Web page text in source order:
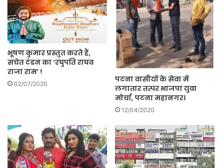
भूषण कुमार प्रस्तुत करते हैं,
सचेत टंडन का ‘रघुपति राघव
राजा राम’ !
02/07/2020
पटना वासीयों के सेवा में
लगातार तत्पर भाजपा युवा
मोर्चा, पटना महानगर।
12/04/2020